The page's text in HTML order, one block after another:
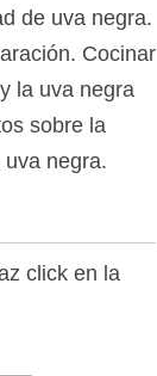
de uva negra.
Cocinar
la uva negra
sobre la
negra.
click en la